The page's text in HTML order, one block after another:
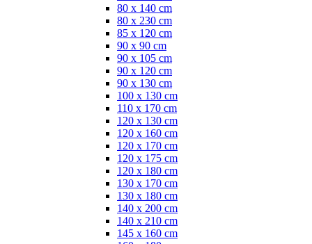
80 x 140 cm
80 x 230 cm
85 x 120 cm
90 x 90 cm
90 x 105 cm
90 x 120 cm
90 x 130 cm
100 x 130 cm
110 x 170 cm
120 x 130 cm
120 x 160 cm
120 x 170 cm
120 x 175 cm
120 x 180 cm
130 x 170 cm
130 x 180 cm
140 x 200 cm
140 x 210 cm
145 x 160 cm